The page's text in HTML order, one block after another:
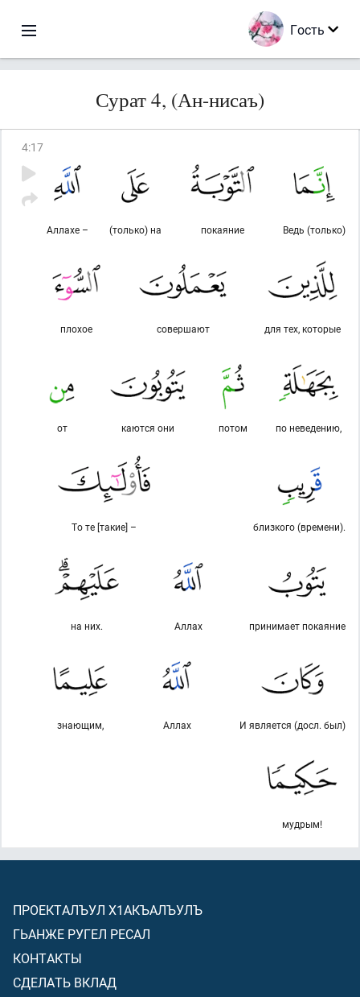
Гость
Сурат 4, (Ан-нисаъ)
4:17
Ведь (только)
покаяние
(только) на
Аллахе –
для тех, которые
совершают
плохое
по неведению,
потом
каются они
от
близкого (времени).
То те [такие] –
принимает покаяние
Аллах
на них.
И является (досл. был)
Аллах
знающим,
мудрым!
ПРОЕКТАЛЪУЛ Х1АКЪАЛЪУЛЪ
ГЬАНЖЕ РУГЕЛ РЕСАЛ
КОНТАКТЫ
СДЕЛАТЬ ВКЛАД